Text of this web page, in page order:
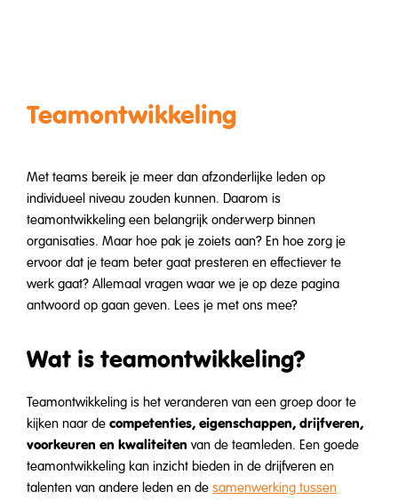
Teamontwikkeling
Met teams bereik je meer dan afzonderlijke leden op
individueel niveau zouden kunnen. Daarom is
teamontwikkeling een belangrijk onderwerp binnen
organisaties. Maar hoe pak je zoiets aan? En hoe zorg je
ervoor dat je team beter gaat presteren en effectiever te
werk gaat? Allemaal vragen waar we je op deze pagina
antwoord op gaan geven. Lees je met ons mee?
Wat is teamontwikkeling?
Teamontwikkeling is het veranderen van een groep door te
kijken naar de competenties, eigenschappen, drijfveren,
voorkeuren en kwaliteiten van de teamleden. Een goede
teamontwikkeling kan inzicht bieden in de drijfveren en
talenten van andere leden en de samenwerking tussen